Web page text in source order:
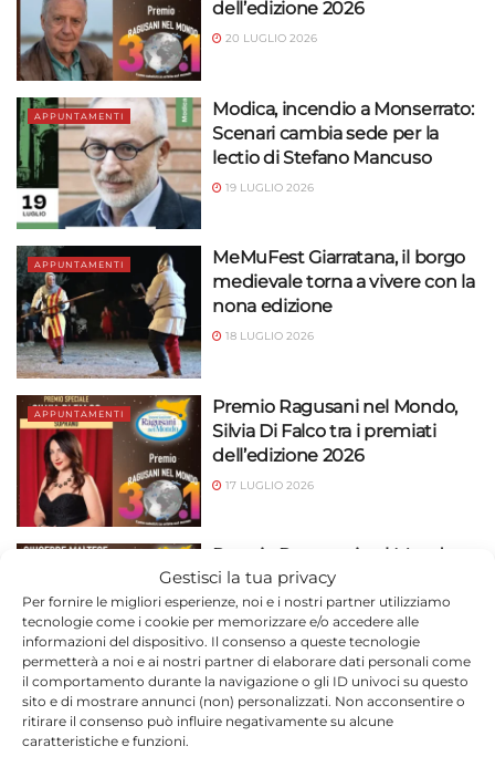
Gestisci la tua privacy
Per fornire le migliori esperienze, noi e i nostri partner utilizziamo
tecnologie come i cookie per memorizzare e/o accedere alle
informazioni del dispositivo. Il consenso a queste tecnologie
permetterà a noi e ai nostri partner di elaborare dati personali come
il comportamento durante la navigazione o gli ID univoci su questo
sito e di mostrare annunci (non) personalizzati. Non acconsentire o
ritirare il consenso può influire negativamente su alcune
caratteristiche e funzioni.
dell’edizione 2026
20 LUGLIO 2026
APPUNTAMENTI
Modica, incendio a Monserrato:
Scenari cambia sede per la
lectio di Stefano Mancuso
19 LUGLIO 2026
APPUNTAMENTI
MeMuFest Giarratana, il borgo
medievale torna a vivere con la
nona edizione
18 LUGLIO 2026
APPUNTAMENTI
Premio Ragusani nel Mondo,
Silvia Di Falco tra i premiati
dell’edizione 2026
17 LUGLIO 2026
Premio Ragusani nel Mondo,
Giuseppe Maltese tra i premiati
dell’edizione 2025
Ignazio Giardina premiato ai
Ragusani nel Mondo 2026